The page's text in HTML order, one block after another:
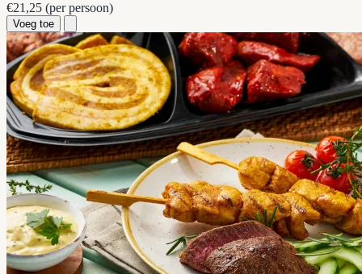
€21,25 (per persoon)
Voeg toe